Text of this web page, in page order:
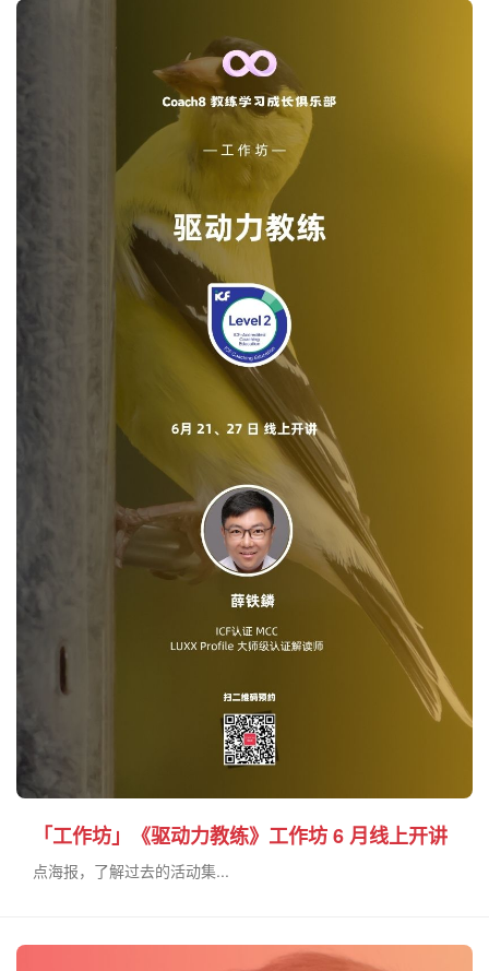
「工作坊」《驱动力教练》工作坊 6 月线上开讲
点海报，了解过去的活动集...